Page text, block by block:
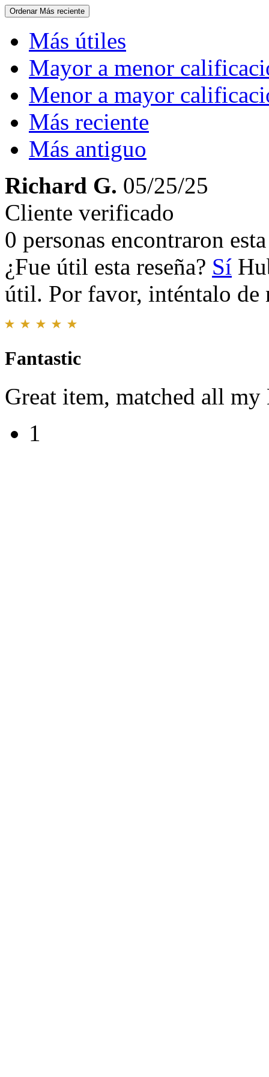
Ordenar Más reciente
Más útiles
Mayor a menor
Menor a mayor
Más reciente
Más antiguo
Richard G. 05/25/25
Cliente verificado
0 personas encontraron
¿Fue útil esta reseña? Sí
útil. Por favor, inténtalo de
Fantastic
Great item, matched all
1